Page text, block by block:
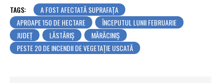
TAGS:
A FOST AFECTATĂ SUPRAFAȚA
APROAPE 150 DE HECTARE
ÎNCEPUTUL LUNII FEBRUARIE
JUDEŢ
LĂSTĂRIȘ
MĂRĂCINIȘ
PESTE 20 DE INCENDII DE VEGETAȚIE USCATĂ